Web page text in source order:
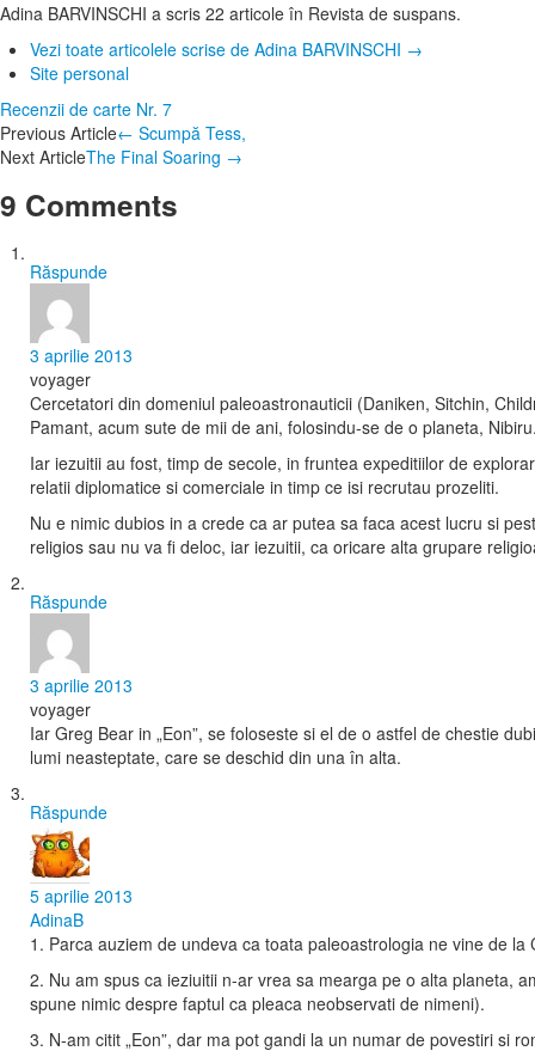
Adina BARVINSCHI a scris 22 articole în Revista de suspans.
Vezi toate articolele scrise de Adina BARVINSCHI →
Site personal
Recenzii de carte Nr. 7
Post
navigation
Previous Article← Scumpă Tess,
Next ArticleThe Final Soaring →
9 Comments
Răspunde
3 aprilie 2013
voyager
Cercetatori din domeniul paleoastronauticii (Daniken, Sitchin,
Pamant, acum sute de mii de ani, folosindu-se de o planeta,
Iar iezuitii au fost, timp de secole, in fruntea expeditiilor de
relatii diplomatice si comerciale in timp ce isi recrutau prozeliti.
Nu e nimic dubios in a crede ca ar putea sa faca acest lucru si
religios sau nu va fi deloc, iar iezuitii, ca oricare alta grupare
Răspunde
3 aprilie 2013
voyager
Iar Greg Bear in „Eon”, se foloseste si el de o astfel de chestie
lumi neasteptate, care se deschid din una în alta.
Răspunde
5 aprilie 2013
AdinaB
1. Parca auziem de undeva ca toata paleoastrologia ne vine de la
2. Nu am spus ca ieziuitii n-ar vrea sa mearga pe o alta planeta,
spune nimic despre faptul ca pleaca neobservati de nimeni).
3. N-am citit „Eon”, dar ma pot gandi la un numar de povestiri si